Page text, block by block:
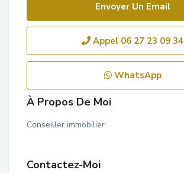
Envoyer Un Email
Appel 06 27 23 09 34
WhatsApp
À Propos De Moi
Conseiller immobilier
Contactez-Moi